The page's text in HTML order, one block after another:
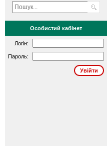
Особистий кабінет
Логін:
Пароль: